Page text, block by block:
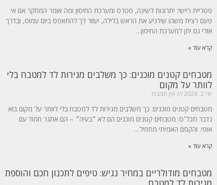
פטריית ריישי: יתרונות לשינה, סטרס ומערכת החיסון ומה אומר המחקר אם אי
פעם רצית משהו שירגיע את הראש בלילה, יעזור לך להתאפס ביום עמוס, ובדרך
אולי גם יתן למערכת החיסון…
קרא עוד »
מטבחים קטנים מוכנים: כך משלבים מגירות לד למטבח בלי
לוותר על מקום
יוני 2, 2026 אין תגובות
מטבחים קטנים מוכנים: כך משלבים מגירות לד למטבח בלי לוותר על מקום בוא
נדבר תכל׳ס: מטבחים קטנים מוכנים הם לא ״בעיה״ – הם אתגר חמוד עם
אופי. והקסם האמיתי מתחיל…
קרא עוד »
מטבחים מודולריים במחיר נגיש: טיפים לתכנון חכם והוספת